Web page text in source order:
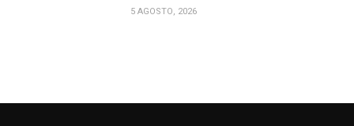
5 AGOSTO, 2026